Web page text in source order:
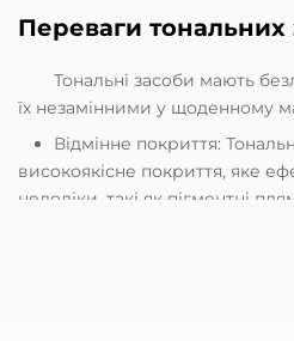
Переваги тональних
Тональні засоби мають
їх незамінними у щоденному
Відмінне покриття:
високоякісне покриття, яке
недоліки, такі як пігментні